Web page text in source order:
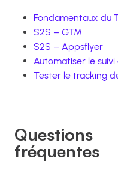
Fondamentaux du
S2S – GTM
S2S – Appsflyer
Automatiser le suivi
Tester le tracking
Questions
fréquentes